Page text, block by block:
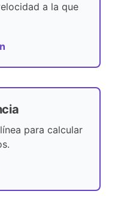
a la que
para calcular